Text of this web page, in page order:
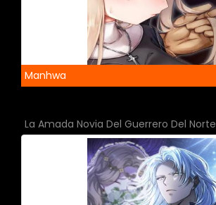
Manhwa
La Amada Novia Del Guerrero Del Norte